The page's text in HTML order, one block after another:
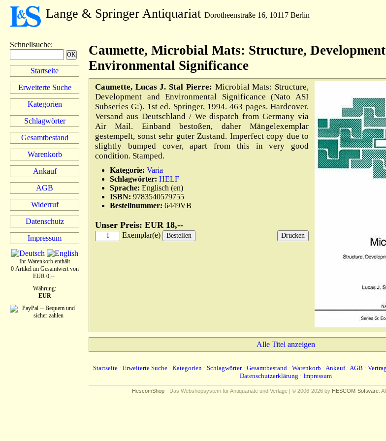
Lange & Springer Antiquariat Dorotheenstraße 16, 10117 Berlin
Schnellsuche:
Startseite
Erweiterte Suche
Kategorien
Schlagwörter
Gesamtbestand
Warenkorb
Ankauf
AGB
Widerruf
Datenschutz
Impressum
Ihr Warenkorb enthält
0 Artikel im Gesamtwert von
EUR 0,--
Währung:
EUR
Caumette, Microbial Mats: Structure,
Environmental Significance
Caumette, Lucas J. Stal Pierre: Microbial Mats: Structure,
Development and Environmental Significance (Nato ASI
Subseries G:). 1st ed. Springer, 1994. 463 pages. Hardcover.
Versand aus Deutschland / We dispatch from Germany via
Air Mail. Einband bestoßen, daher Mängelexemplar
gestempelt, sonst sehr guter Zustand. Imperfect copy due to
slightly bumped cover, apart from this in very good
condition. Stamped.
Kategorie: Varia
Schlagwörter: HELF
Sprache: Englisch (en)
ISBN: 9783540579755
Bestellnummer: 6449VB
Unser Preis: EUR 18,--
Exemplar(e)
Alle Titel anzeigen
Startseite · Erweiterte Suche · Kategorien · Schlagwörter· Gesamtbestand · Warenkorb · Ankauf· AGB ·
Datenschutzerklärung · Impressum
HescomShop - Das Webshopsystem für Antiquariate und Verlage | © 2006-2026 by HESCOM-Software .